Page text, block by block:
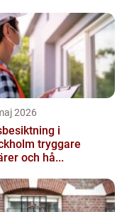
2026
i
tryggare
och hå...